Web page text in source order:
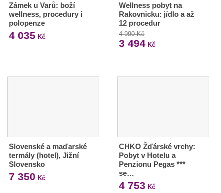
Zámek u Varů: boží
wellness, procedury i
polopenze
4 035 Kč
Wellness pobyt na
Rakovnicku: jídlo a až
12 procedur
4 990 Kč
3 494Kč
Slovenské a maďarské
termály (hotel), Jižní
Slovensko
7 350 Kč
CHKO Žďárské vrchy:
Pobyt v Hotelu a
Penzionu Pegas ***
se…
4 753 Kč